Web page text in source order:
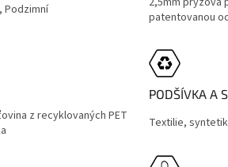
Podzimní
patentovanou
z recyklovaných PET
PODŠÍVKA A
Textilie,